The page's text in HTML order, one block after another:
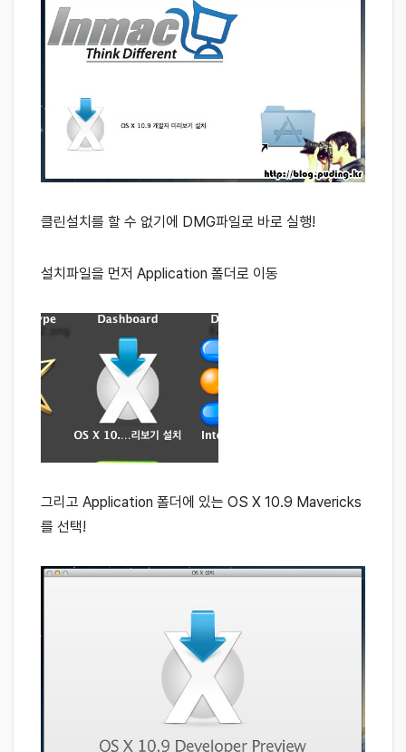
클린설치를 할 수 없기에 DMG파일로 바로 실행!
설치파일을 먼저 Application 폴더로 이동
그리고 Application 폴더에 있는 OS X 10.9 Mavericks
를 선택!